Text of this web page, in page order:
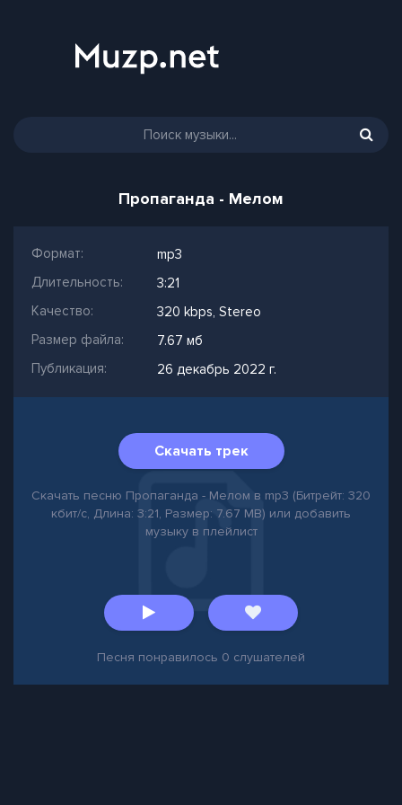
Пропаганда - Мелом
Формат:
mp3
Длительность:
3:21
Качество:
320 kbps, Stereo
Размер файла:
7.67 мб
Публикация:
26 декабрь 2022 г.
Скачать трек
Скачать песню Пропаганда - Мелом в mp3 (Битрейт: 320
кбит/с, Длина: 3:21, Размер: 7.67 MB) или добавить
музыку в плейлист
Песня понравилось 0 слушателей